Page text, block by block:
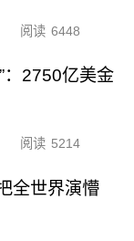
阅读 6448
：2750亿美金
阅读 5214
全世界演懵